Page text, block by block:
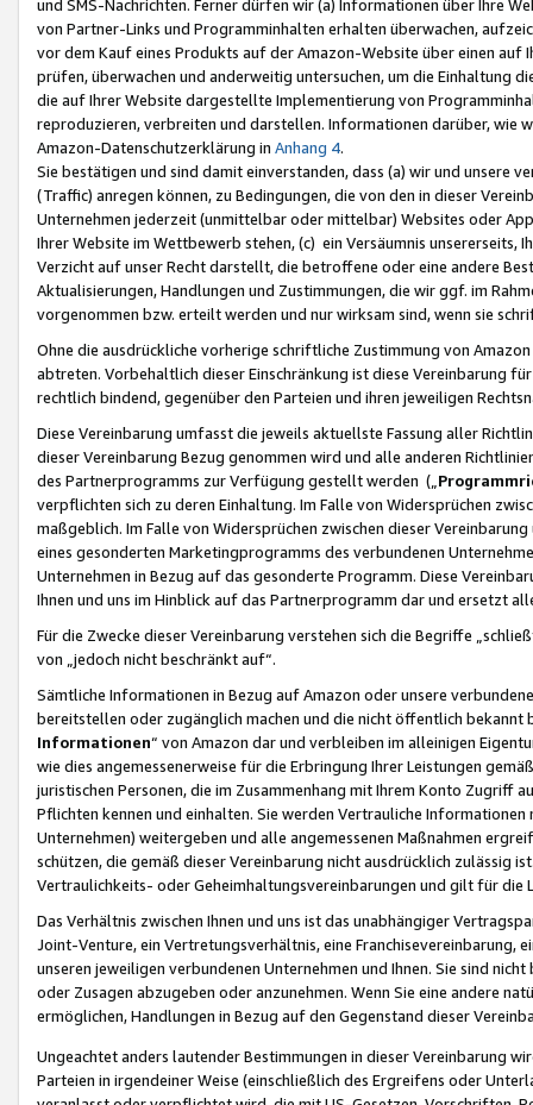
und SMS-Nachrichten. Ferner dürfen wir (a) Informationen über Ihre
von Partner-Links und Programminhalten erhalten überwachen,
vor dem Kauf eines Produkts auf der Amazon-Website über einen
prüfen, überwachen und anderweitig untersuchen, um die Einhaltung
die auf Ihrer Website dargestellte Implementierung von
reproduzieren, verbreiten und darstellen. Informationen darüber, wie
Amazon-Datenschutzerklärung in Anhang 4.
Sie bestätigen und sind damit einverstanden, dass (a) wir und
(Traffic) anregen können, zu Bedingungen, die von den in dieser
Unternehmen jederzeit (unmittelbar oder mittelbar) Websites oder
Ihrer Website im Wettbewerb stehen, (c) ein Versäumnis unsererseits,
Verzicht auf unser Recht darstellt, die betroffene oder eine andere
Aktualisierungen, Handlungen und Zustimmungen, die wir ggf. im
vorgenommen bzw. erteilt werden und nur wirksam sind, wenn sie
Ohne die ausdrückliche vorherige schriftliche Zustimmung von
abtreten. Vorbehaltlich dieser Einschränkung ist diese Vereinbarung
rechtlich bindend, gegenüber den Parteien und ihren jeweiligen
Diese Vereinbarung umfasst die jeweils aktuellste Fassung aller
dieser Vereinbarung Bezug genommen wird und alle anderen
des Partnerprogramms zur Verfügung gestellt werden („
verpflichten sich zu deren Einhaltung. Im Falle von Widersprüchen
maßgeblich. Im Falle von Widersprüchen zwischen dieser
eines gesonderten Marketingprogramms des verbundenen
Unternehmen in Bezug auf das gesonderte Programm. Diese
Ihnen und uns im Hinblick auf das Partnerprogramm dar und ersetzt
Für die Zwecke dieser Vereinbarung verstehen sich die Begriffe
von „jedoch nicht beschränkt auf“.
Sämtliche Informationen in Bezug auf Amazon oder unsere
bereitstellen oder zugänglich machen und die nicht öffentlich
Informationen“ von Amazon dar und verbleiben im alleinigen
wie dies angemessenerweise für die Erbringung Ihrer Leistungen
juristischen Personen, die im Zusammenhang mit Ihrem Konto
Pflichten kennen und einhalten. Sie werden Vertrauliche
Unternehmen) weitergeben und alle angemessenen Maßnahmen
schützen, die gemäß dieser Vereinbarung nicht ausdrücklich zulässig
Vertraulichkeits- oder Geheimhaltungsvereinbarungen und gilt für die
Das Verhältnis zwischen Ihnen und uns ist das unabhängiger
Joint-Venture, ein Vertretungsverhältnis, eine Franchisevereinbarung,
unseren jeweiligen verbundenen Unternehmen und Ihnen. Sie sind
oder Zusagen abzugeben oder anzunehmen. Wenn Sie eine andere
ermöglichen, Handlungen in Bezug auf den Gegenstand dieser
Ungeachtet anders lautender Bestimmungen in dieser Vereinbarung
Parteien in irgendeiner Weise (einschließlich des Ergreifens oder